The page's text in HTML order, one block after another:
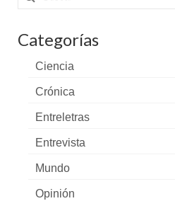
por:
Categorías
Ciencia
Crónica
Entreletras
Entrevista
Mundo
Opinión